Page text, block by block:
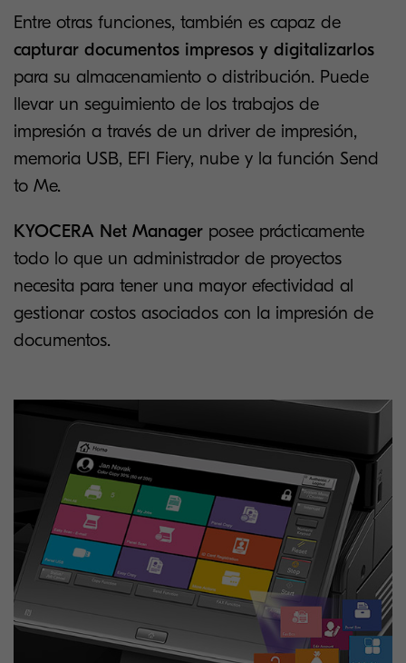
Entre otras funciones, también es capaz de
capturar documentos impresos y digitalizarlos
para su almacenamiento o distribución. Puede
llevar un seguimiento de los trabajos de
impresión a través de un driver de impresión,
memoria USB, EFI Fiery, nube y la función Send
to Me.
KYOCERA Net Manager posee prácticamente
todo lo que un administrador de proyectos
necesita para tener una mayor efectividad al
gestionar costos asociados con la impresión de
documentos.